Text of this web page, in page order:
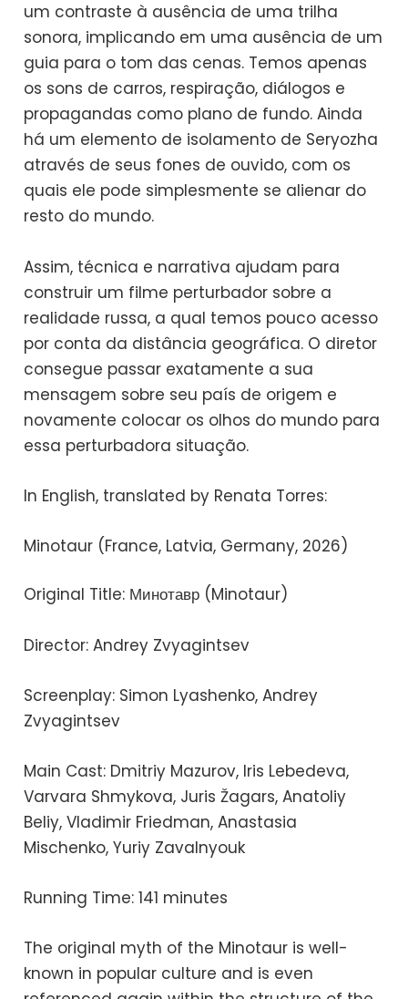
um contraste à ausência de uma trilha
sonora, implicando em uma ausência de um
guia para o tom das cenas. Temos apenas
os sons de carros, respiração, diálogos e
propagandas como plano de fundo. Ainda
há um elemento de isolamento de Seryozha
através de seus fones de ouvido, com os
quais ele pode simplesmente se alienar do
resto do mundo.
Assim, técnica e narrativa ajudam para
construir um filme perturbador sobre a
realidade russa, a qual temos pouco acesso
por conta da distância geográfica. O diretor
consegue passar exatamente a sua
mensagem sobre seu país de origem e
novamente colocar os olhos do mundo para
essa perturbadora situação.
In English, translated by Renata Torres:
Minotaur (France, Latvia, Germany, 2026)
Original Title: Минотавр (Minotaur)
Director: Andrey Zvyagintsev
Screenplay: Simon Lyashenko, Andrey
Zvyagintsev
Main Cast: Dmitriy Mazurov, Iris Lebedeva,
Varvara Shmykova, Juris Žagars, Anatoliy
Beliy, Vladimir Friedman, Anastasia
Mischenko, Yuriy Zavalnyouk
Running Time: 141 minutes
The original myth of the Minotaur is well-
known in popular culture and is even